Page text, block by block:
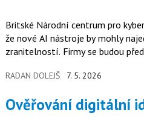
Britské Národní centrum pro
že nové AI nástroje by mohly
zranitelností. Firmy se budou
RADAN DOLEJŠ 7. 5. 2026
Ověřování digitální identity je klíčem